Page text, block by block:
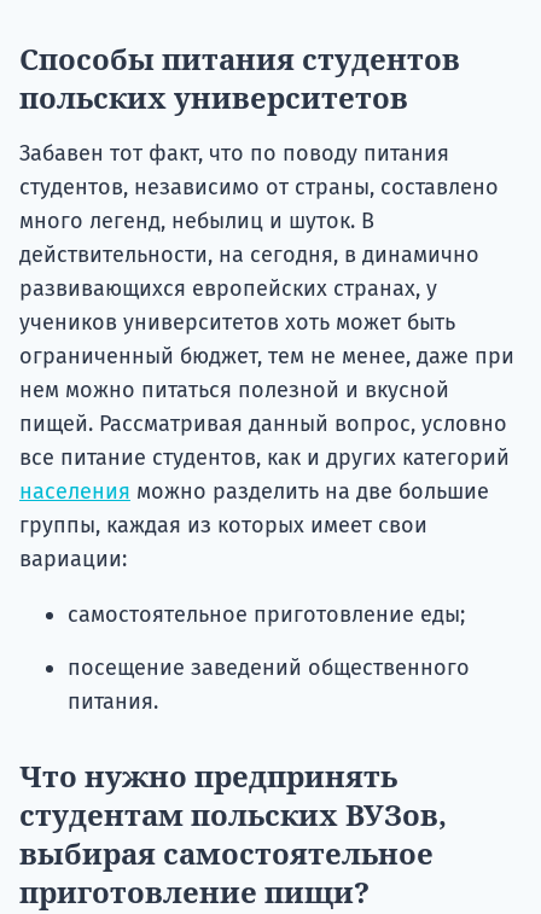
Способы питания студентов
польских университетов
Забавен тот факт, что по поводу питания
студентов, независимо от страны, составлено
много легенд, небылиц и шуток. В
действительности, на сегодня, в динамично
развивающихся европейских странах, у
учеников университетов хоть может быть
ограниченный бюджет, тем не менее, даже при
нем можно питаться полезной и вкусной
пищей. Рассматривая данный вопрос, условно
все питание студентов, как и других категорий
населения можно разделить на две большие
группы, каждая из которых имеет свои
вариации:
самостоятельное приготовление еды;
посещение заведений общественного
питания.
Что нужно предпринять
студентам польских ВУЗов,
выбирая самостоятельное
приготовление пищи?